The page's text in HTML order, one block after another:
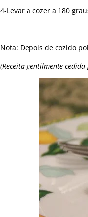
4-Levar a cozer a 180
Nota: Depois de cozido
(Receita gentilmente